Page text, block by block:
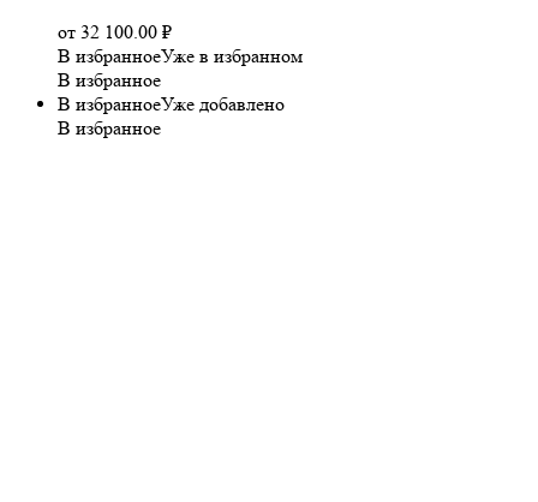
от 32 100.00 ₽
В избранноеУже в избранном
В избранное
В избранноеУже добавлено
В избранное